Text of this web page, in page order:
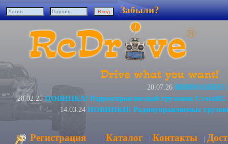
Забыли?
20.07.26 ВНИМАНИЕ!
28.02.25 НОВИНКА! Радиоуправляемый грузовик CrossRC
14.03.24 НОВИНКИ! Радиоуправляемые
Регистрация | Каталог | Контакты |